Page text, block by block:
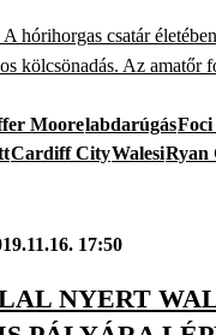
hórihorgas csatár
kölcsönadás. Az amatőr
MoorelabdarúgásFoci
Cardiff CityWalesiRyan
17:50
NYERT